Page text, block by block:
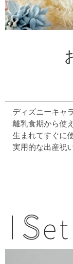
ディズニーキャ
離乳食期から使
生まれてすぐに
実用的な出産祝